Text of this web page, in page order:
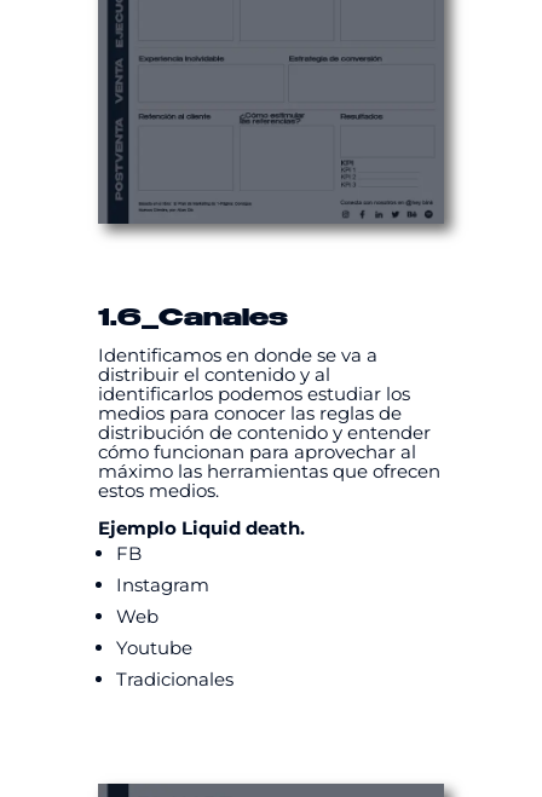
1.6_Canales
Identificamos en donde se va a
distribuir el contenido y al
identificarlos podemos estudiar los
medios para conocer las reglas de
distribución de contenido y entender
cómo funcionan para aprovechar al
máximo las herramientas que ofrecen
estos medios.
Ejemplo Liquid death.
FB
Instagram
Web
Youtube
Tradicionales